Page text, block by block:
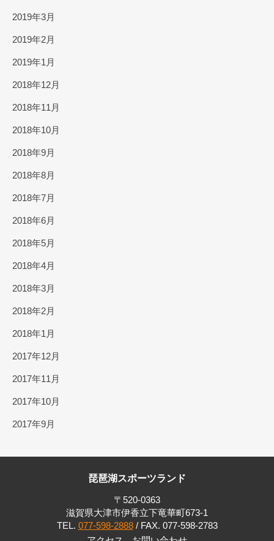
2019年3月
2019年2月
2019年1月
2018年12月
2018年11月
2018年10月
2018年9月
2018年8月
2018年7月
2018年6月
2018年5月
2018年4月
2018年3月
2018年2月
2018年1月
2017年12月
2017年11月
2017年10月
2017年9月
琵琶湖スポーツランド
〒520-0363
滋賀県大津市伊香立下竜華町673-1
TEL. 077-598-2888/ FAX. 077-598-2783